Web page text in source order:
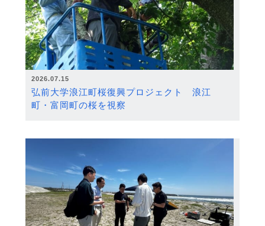
2026.07.15
弘前大学浪江町桜復興プロジェクト 浪江
町・富岡町の桜を視察